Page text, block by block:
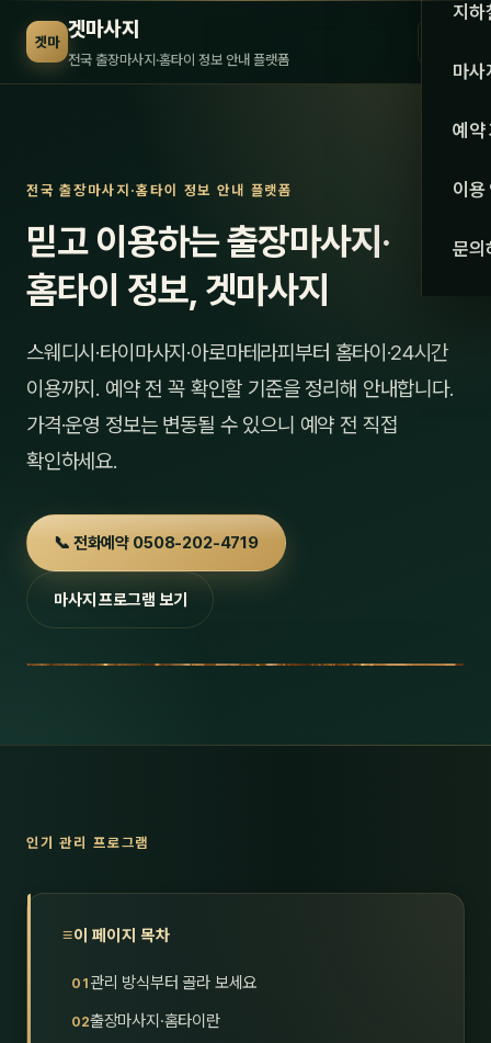
겟마 겟마사지
전국 출장마사지·홈타이 정보 안내 플랫폼 서울
강원·
강원
전남
경북
지하
마사
관리
스
홈타
1인
예약
이용
문의
전국 출장마사지·홈타이 정보 안내 플랫폼
믿고 이용하는 출장마사지·
홈타이 정보, 겟마사지
스웨디시·타이마사지·아로마테라피부터 홈타이·24시간
이용까지. 예약 전 꼭 확인할 기준을 정리해 안내합니다.
가격·운영 정보는 변동될 수 있으니 예약 전 직접
확인하세요.
📞 전화예약 0508-202-4719
마사지 프로그램 보기
인기 관리 프로그램
이 페이지 목차
관리 방식부터 골라 보세요
출장마사지·홈타이란